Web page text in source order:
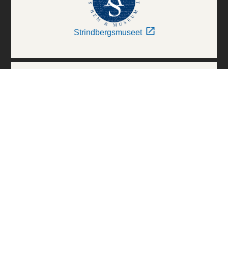
Strindbergsmuseet